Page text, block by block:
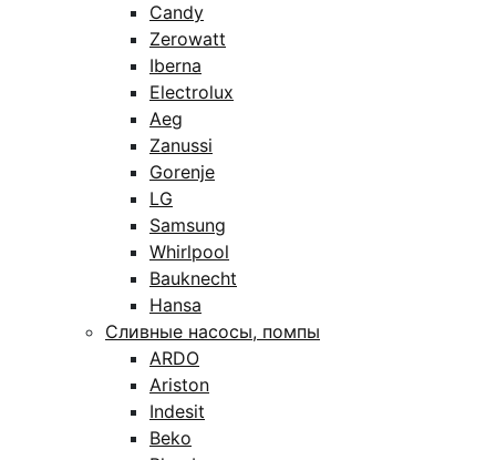
Candy
Zerowatt
Iberna
Electrolux
Aeg
Zanussi
Gorenje
LG
Samsung
Whirlpool
Bauknecht
Hansa
Сливные насосы, помпы
ARDO
Ariston
Indesit
Beko